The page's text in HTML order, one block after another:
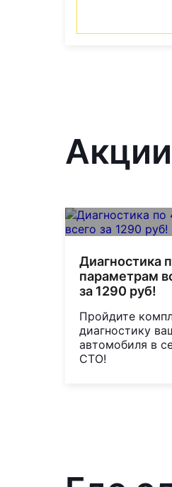
Диагностика
параметрам
за 1290 руб!
Пройдите
диагностику
автомобиля в
СТО!